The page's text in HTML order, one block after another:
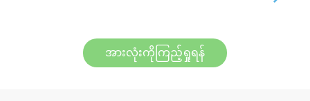
အားလုံးကိုကြည့်ရှုရန်